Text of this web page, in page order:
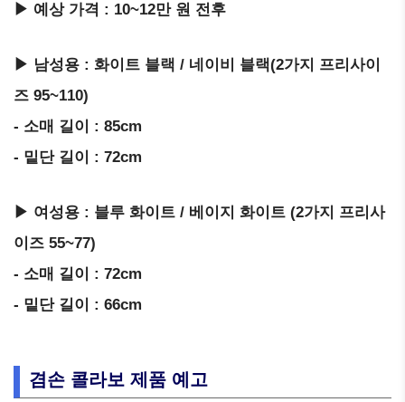
▶ 예상 가격 : 10~12만 원 전후
▶ 남성용 : 화이트 블랙 / 네이비 블랙(2가지 프리사이
즈 95~110)
- 소매 길이 : 85cm
- 밑단 길이 : 72cm
▶ 여성용 : 블루 화이트 / 베이지 화이트 (2가지 프리사
이즈 55~77)
- 소매 길이 : 72cm
- 밑단 길이 : 66cm
겸손 콜라보 제품 예고